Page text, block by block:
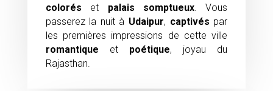
colorés et palais somptueux. Vous
passerez la nuit à Udaipur, captivés par
les premières impressions de cette ville
romantique et poétique, joyau du
Rajasthan.